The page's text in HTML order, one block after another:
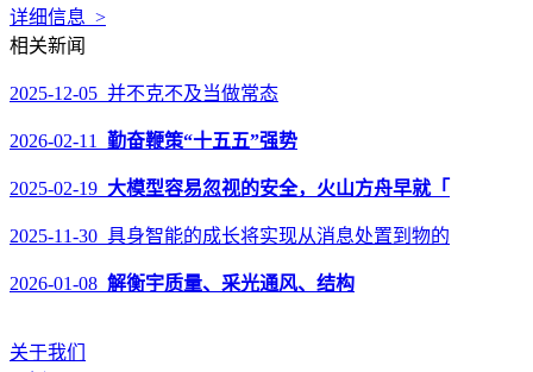
详细信息 >
相关新闻
2025-12-05 并不克不及当做常态
2026-02-11 勤奋鞭策“十五五”强势
2025-02-19 大模型容易忽视的安全，火山方舟早就「
2025-11-30 具身智能的成长将实现从消息处置到物的
2026-01-08 解衡宇质量、采光通风、结构
关于我们